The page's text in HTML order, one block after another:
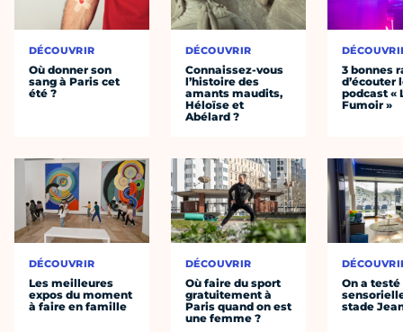
DÉCOUVRIR
Où donner son
sang à Paris cet
été ?
DÉCOUVRIR
Les meilleures
expos du moment
à faire en famille
DÉCOUVRIR
Connaissez-vous
l’histoire des
amants maudits,
Héloïse et
Abélard ?
DÉCOUVRIR
Où faire du sport
gratuitement à
Paris quand on est
une femme ?
3 bonnes
d’écouter
podcast «
Fumoir »
On a
stade